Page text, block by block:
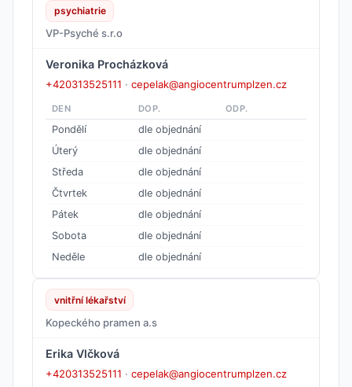
psychiatrie
VP-Psyché s.r.o
Veronika Procházková
+420313525111 · cepelak@angiocentrumplzen.cz
DEN DOP. ODP.
Pondělí
dle objednání
Úterý
dle objednání
Středa
dle objednání
Čtvrtek
dle objednání
Pátek
dle objednání
Sobota
dle objednání
Neděle
dle objednání
vnitřní lékařství
Kopeckého pramen a.s
Erika Vlčková
+420313525111 · cepelak@angiocentrumplzen.cz